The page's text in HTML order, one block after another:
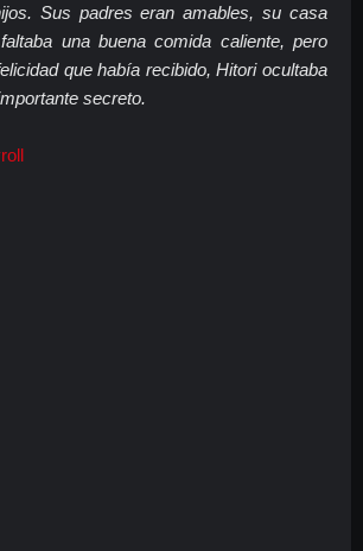
Sus padres eran amables, su casa
una buena comida caliente, pero
que había recibido, Hitori ocultaba
secreto.